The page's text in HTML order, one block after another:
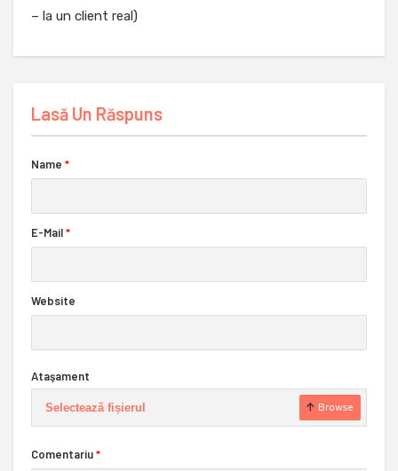
– la un client real)
Lasă Un Răspuns
Name *
E-Mail*
Website
Ataşament
Selectează fișierul Browse
Comentariu*